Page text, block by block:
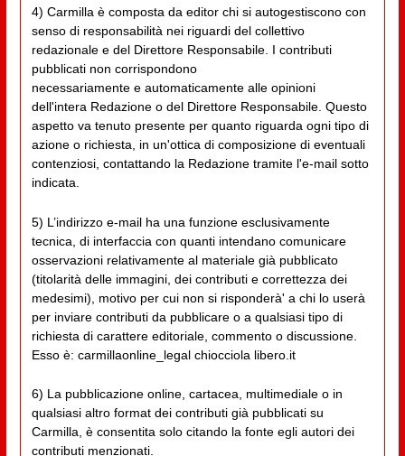
4) Carmilla è composta da editor chi si autogestiscono con
senso di responsabilità nei riguardi del collettivo
redazionale e del Direttore Responsabile. I contributi
pubblicati non corrispondono
necessariamente e automaticamente alle opinioni
dell'intera Redazione o del Direttore Responsabile. Questo
aspetto va tenuto presente per quanto riguarda ogni tipo di
azione o richiesta, in un'ottica di composizione di eventuali
contenziosi, contattando la Redazione tramite l'e-mail sotto
indicata.
5) L’indirizzo e-mail ha una funzione esclusivamente
tecnica, di interfaccia con quanti intendano comunicare
osservazioni relativamente al materiale già pubblicato
(titolarità delle immagini, dei contributi e correttezza dei
medesimi), motivo per cui non si risponderà' a chi lo userà
per inviare contributi da pubblicare o a qualsiasi tipo di
richiesta di carattere editoriale, commento o discussione.
Esso è: carmillaonline_legal chiocciola libero.it
6) La pubblicazione online, cartacea, multimediale o in
qualsiasi altro format dei contributi già pubblicati su
Carmilla, è consentita solo citando la fonte egli autori dei
contributi menzionati.